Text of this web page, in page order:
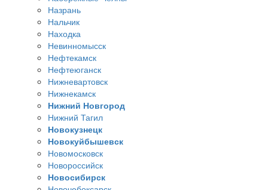
Назрань
Нальчик
Находка
Невинномысск
Нефтекамск
Нефтеюганск
Нижневартовск
Нижнекамск
Нижний Новгород
Нижний Тагил
Новокузнецк
Новокуйбышевск
Новомосковск
Новороссийск
Новосибирск